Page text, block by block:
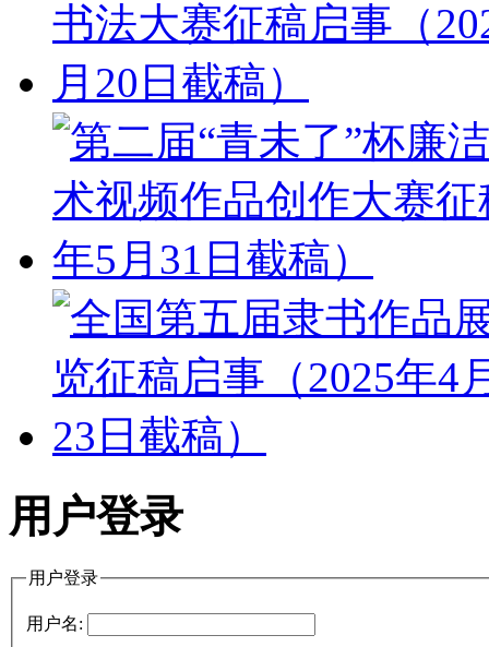
用户登录
用户登录
用户名: